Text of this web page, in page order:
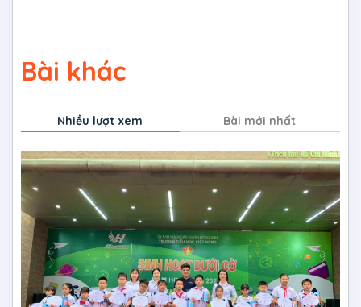
Bài khác
Nhiều lượt xem Bài mới nhất